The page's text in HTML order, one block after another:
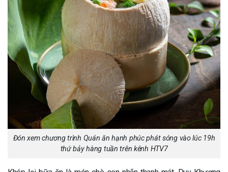
Đón xem chương trình Quán ăn hạnh phúc phát sóng vào lúc 19h
thứ bảy hàng tuần trên kênh HTV7